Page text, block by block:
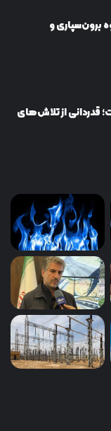
برون‌سپاری و
قدردانی از تلاش‌های